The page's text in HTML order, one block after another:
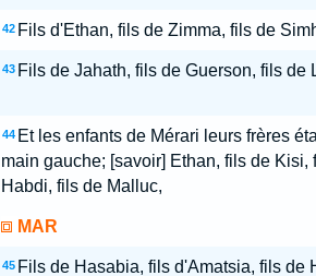
42 Fils d'Ethan, fils de Zimma, fils de
43 Fils de Jahath, fils de Guerson, fils de
44 Et les enfants de Mérari leurs frères
main gauche; [savoir] Ethan, fils de Kisi,
Habdi, fils de Malluc,
MAR
45 Fils de Hasabia, fils d'Amatsia, fils de